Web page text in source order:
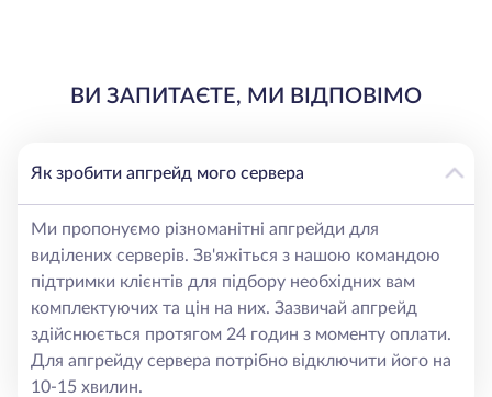
ВИ ЗАПИТАЄТЕ, МИ ВІДПОВІМО
Як зробити апгрейд мого сервера
Ми пропонуємо різноманітні апгрейди для
виділених серверів. Зв'яжіться з нашою командою
підтримки клієнтів для підбору необхідних вам
комплектуючих та цін на них. Зазвичай апгрейд
здійснюється протягом 24 годин з моменту оплати.
Для апгрейду сервера потрібно відключити його на
10-15 хвилин.